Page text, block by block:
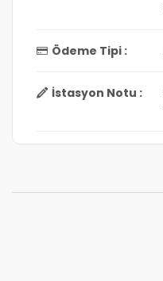
Ödeme Tipi :
İstasyon Notu :